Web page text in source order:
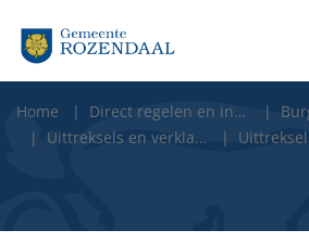
Home Direct regelen en informatie
Uittreksels en verklaringen
Uittreksel